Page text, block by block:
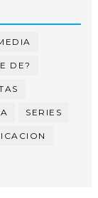
DE?
SERIES